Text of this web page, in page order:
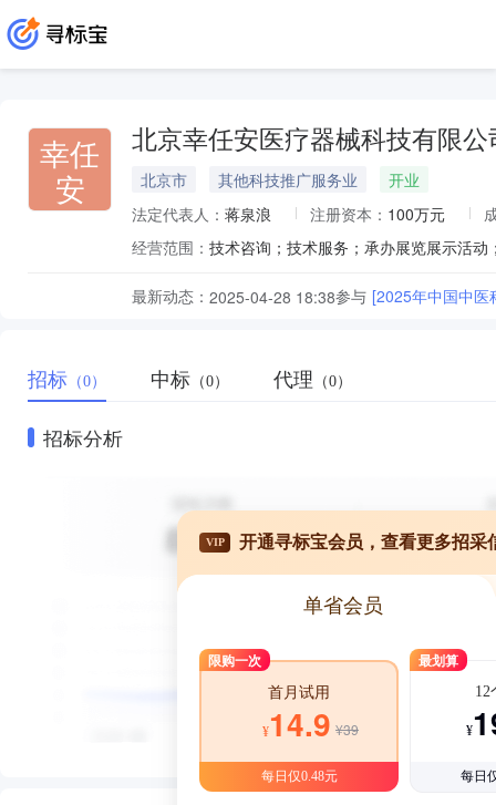
幸任
安
北京幸任安医疗器械科技有限公
北京市 其他科技推广服务业
开业
法定代表人： 蒋泉浪 注册资本： 100万元
经营范围：
最新动态： 2025-04-28 18:38参与 [2025年中国中医
招标 （0） 中标 （0） 代理 （0）
招标分析
VIP 开通寻标宝会员，查看更多招采
单省会员
限购一次
首月试用
¥14.9 ¥39
每日仅0.48元
最划算
12
¥
每日